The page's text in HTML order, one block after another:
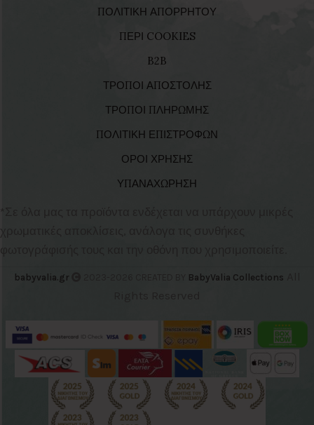
ΠΟΛΙΤΙΚΗ ΑΠΟΡΡΗΤΟΥ
ΠΕΡΙ COOKIES
B2B
ΤΡΟΠΟΙ ΑΠΟΣΤΟΛΗΣ
ΤΡΟΠΟΙ ΠΛΗΡΩΜΗΣ
ΠΟΛΙΤΙΚΗ ΕΠΙΣΤΡΟΦΩΝ
ΟΡΟΙ ΧΡΗΣΗΣ
ΥΠΑΝΑΧΩΡΗΣΗ
χρωματικές αποκλίσεις, ανάλογα τις συνθήκες
φωτογράφισής τους και την οθόνη που χρησιμοποιείτε.
babyvalia.gr BabyValia Collections